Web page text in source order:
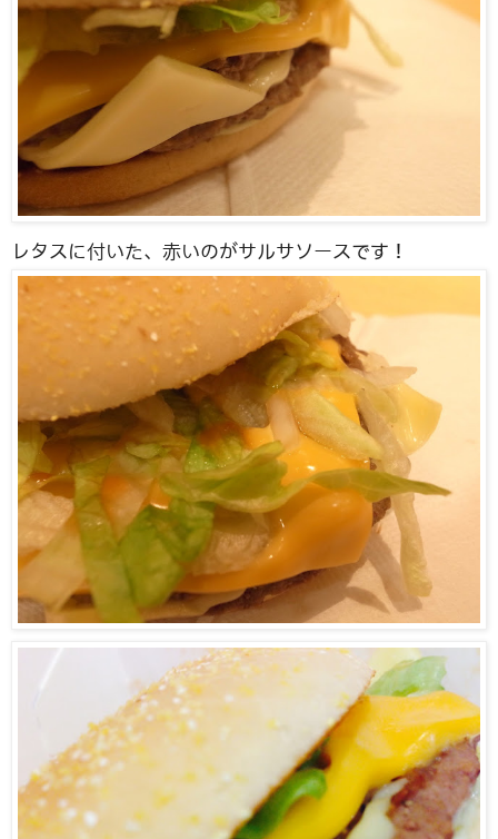
レタスに付いた、赤いのがサルサソースです！